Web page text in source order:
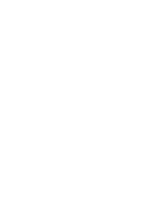
找曹操幫忙
曹操合作」
是贏不過他